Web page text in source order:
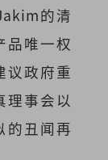
的清
品唯一权
议政府重
理事会以
的丑闻再